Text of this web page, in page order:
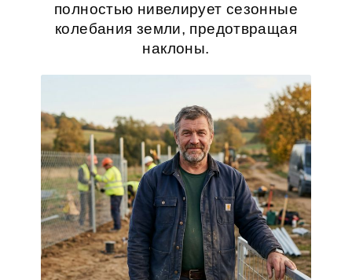
полностью нивелирует сезонные
колебания земли, предотвращая
наклоны.